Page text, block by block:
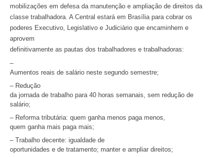
mobilizações em defesa da manutenção e ampliação de direitos da
classe trabalhadora. A Central estará em Brasília para cobrar os
poderes Executivo, Legislativo e Judiciário que encaminhem e
aprovem
definitivamente as pautas dos trabalhadores e trabalhadoras:
–
Aumentos reais de salário neste segundo semestre;
– Redução
da jornada de trabalho para 40 horas semanais, sem redução de
salário;
– Reforma tributária: quem ganha menos paga menos,
quem ganha mais paga mais;
– Trabalho decente: igualdade de
oportunidades e de tratamento; manter e ampliar direitos;